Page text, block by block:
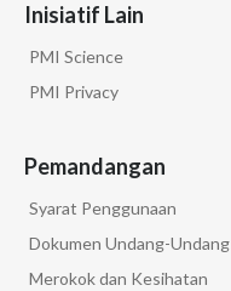
Inisiatif Lain
PMI Science
PMI Privacy
Pemandangan
Syarat Penggunaan
Dokumen Undang-Undang
Merokok dan Kesihatan